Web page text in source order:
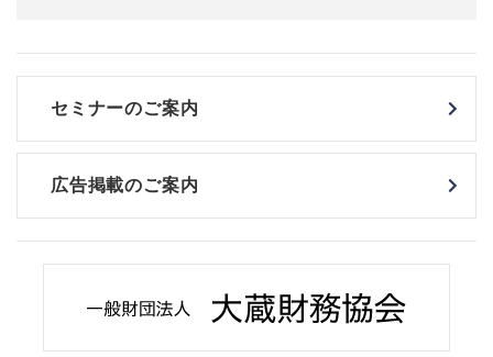
セミナーのご案内
広告掲載のご案内